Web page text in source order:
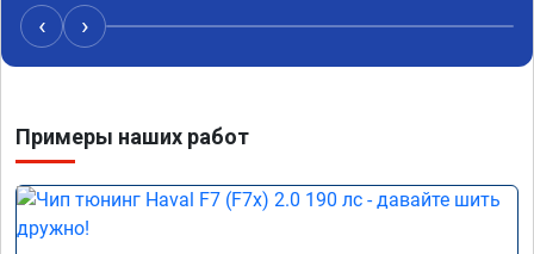
‹ ›
Примеры наших работ